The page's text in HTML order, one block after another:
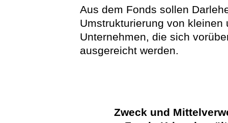
Aus dem Fonds sollen
Umstrukturierung von
Unternehmen, die sich
ausgereicht werden.
Zweck und